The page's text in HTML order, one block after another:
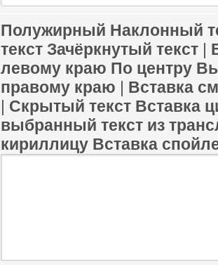
Полужирный Наклонный
текст Зачёркнутый текст |
левому краю По центру
правому краю | Вставка
| Скрытый текст Вставка
выбранный текст из
кириллицу Вставка